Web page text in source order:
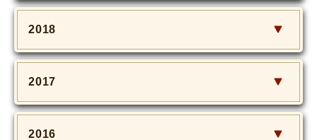
2018
2017
2016